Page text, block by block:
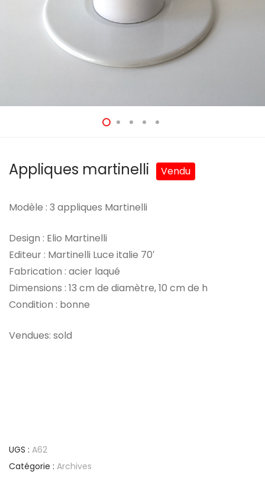
Appliques martinelli
Modèle : 3 appliques Martinelli
Design : Elio Martinelli
Editeur : Martinelli Luce italie 70′
Fabrication : acier laqué
Dimensions : 13 cm de diamètre, 10 cm de h
Condition : bonne
Vendues: sold
UGS : A62
Catégorie : Archives